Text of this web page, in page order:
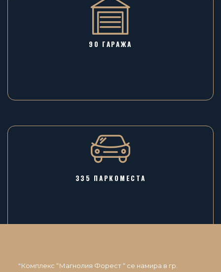
90 ГАРАЖA
335 ПАРКОМЕСТА
"Комплекс “Магнолия Форест “ се намира в гр.